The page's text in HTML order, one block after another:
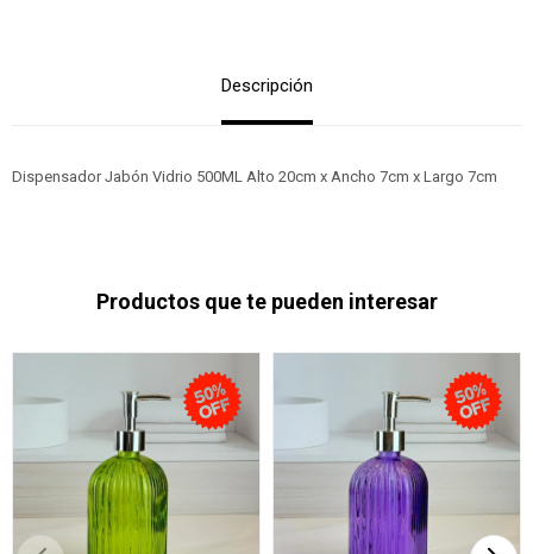
Descripción
Dispensador Jabón Vidrio 500ML Alto 20cm x Ancho 7cm x Largo 7cm
Productos que te pueden interesar